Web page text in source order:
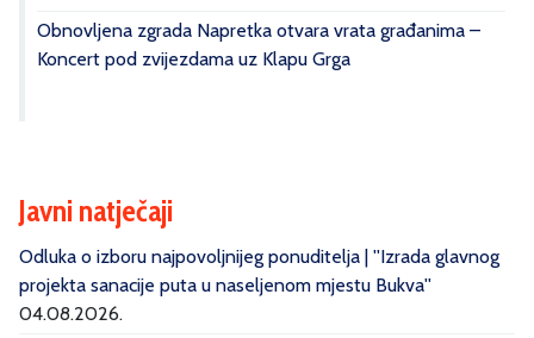
Obnovljena zgrada Napretka otvara vrata građanima –
Koncert pod zvijezdama uz Klapu Grga
Javni natječaji
Odluka o izboru najpovoljnijeg ponuditelja | ''Izrada glavnog
projekta sanacije puta u naseljenom mjestu Bukva''
04.08.2026.